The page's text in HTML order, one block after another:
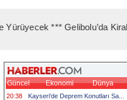
*** Gelibolu’da Kiralar